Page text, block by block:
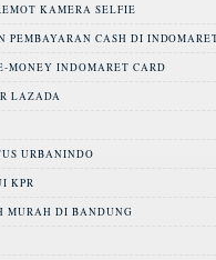
KAMERA SELFIE
PEMBAYARAN CASH DI
MONEY INDOMARET CARD
LAZADA
URBANINDO
KPR
MURAH DI BANDUNG